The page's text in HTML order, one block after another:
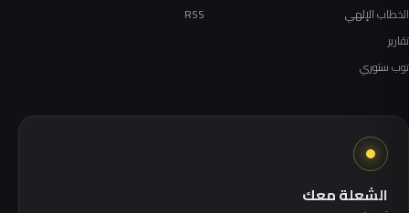
الخطاب الإلهي
تقارير
توب ستوري
RSS
الشعلة معك